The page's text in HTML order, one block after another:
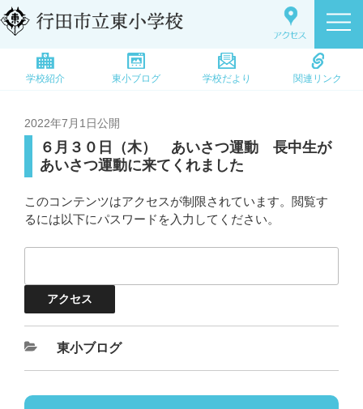
学校紹介 東小ブログ 学校だより 関連リンク
2022年7月1日公開
６月３０日（木） あいさつ運動 長中生が
あいさつ運動に来てくれました
このコンテンツはアクセスが制限されています。閲覧す
るには以下にパスワードを入力してください。
東小ブログ